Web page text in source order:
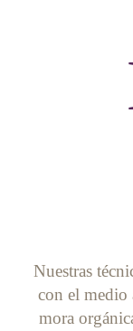
Nuestras
con el medio
mora